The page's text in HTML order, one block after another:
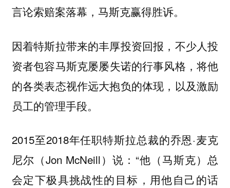
言论索赔案落幕，马斯克赢得胜诉。
因着特斯拉带来的丰厚投资回报，不少人投
资者包容马斯克屡屡失诺的行事风格，将他
的各类表态视作远大抱负的体现，以及激励
员工的管理手段。
2015至2018年任职特斯拉总裁的乔恩·麦克
尼尔（Jon McNeill）说：“他（马斯克）总
会定下极具挑战性的目标，用他自己的话